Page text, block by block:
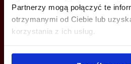
Partnerzy mogą połączyć te
otrzymanymi od Ciebie lub
korzystania z ich usług.
Z TOBĄ